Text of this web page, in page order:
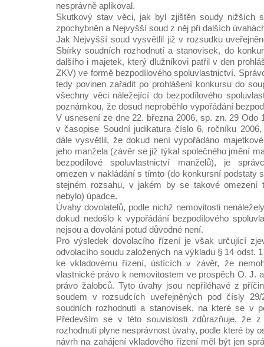
nesprávně aplikoval.
Skutkový stav věci, jak byl zjištěn soudy nižších
zpochybněn a Nejvyšší soud z něj při dalších
Jak Nejvyšší soud vysvětlil již v rozsudku
Sbírky soudních rozhodnutí a stanovisek, do
dalšího i majetek, který dlužníkovi patřil v den
ZKV) ve formě bezpodílového spoluvlastnictví.
tedy povinen zařadit po prohlášení konkursu do
všechny věci náležející do bezpodílového
poznámkou, že dosud neproběhlo vypořádání
V usnesení ze dne 22. března 2006, sp. zn. 29 Odo
v časopise Soudní judikatura číslo 6, ročníku
dále vysvětlil, že dokud není vypořádáno
jeho manžela (závěr se již týkal společného jmění
bezpodílové spoluvlastnictví manželů), je
omezen v nakládání s tímto (do konkursní podstaty
stejném rozsahu, v jakém by se takové omezení
nebylo) úpadce.
Úvahy dovolatelů, podle nichž nemovitosti
dokud nedošlo k vypořádání bezpodílového
nejsou a dovolání potud důvodné není.
Pro výsledek dovolacího řízení je však určující
odvolacího soudu založených na výkladu § 14 odst.
ke vkladovému řízení, ústících v závěr, že
vlastnické právo k nemovitostem ve prospěch O. J.
právo žalobců. Tyto úvahy jsou nepřiléhavé z
soudem v rozsudcích uveřejněných pod čísly
soudních rozhodnutí a stanovisek, na které se v
Především se v této souvislosti zdůrazňuje, že
rozhodnutí plyne nesprávnost úvahy, podle které by
návrh na zahájení vkladového řízení měl být jen